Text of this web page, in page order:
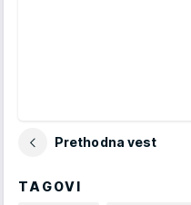
Prethodna vest
TAGOVI